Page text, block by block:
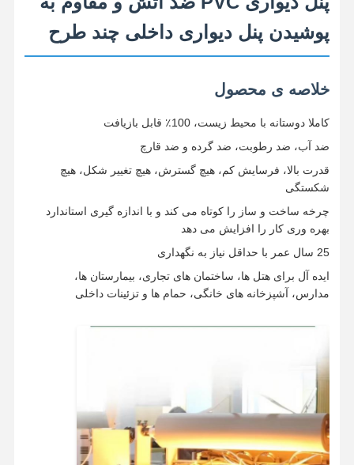
پوشیدن پنل دیواری داخلی چند طرح
خلاصه ی محصول
کاملا دوستانه با محیط زیست، 100٪ قابل بازیافت
ضد آب، ضد رطوبت، ضد گرده و ضد قارچ
قدرت بالا، فرسایش کم، هیچ گسترش، هیچ تغییر شکل، هیچ
شکستگی
چرخه ساخت و ساز را کوتاه می کند و با اندازه گیری استاندارد
بهره وری کار را افزایش می دهد
25 سال عمر با حداقل نیاز به نگهداری
ایده آل برای هتل ها، ساختمان های تجاری، بیمارستان ها،
مدارس، آشپزخانه های خانگی، حمام ها و تزئینات داخلی